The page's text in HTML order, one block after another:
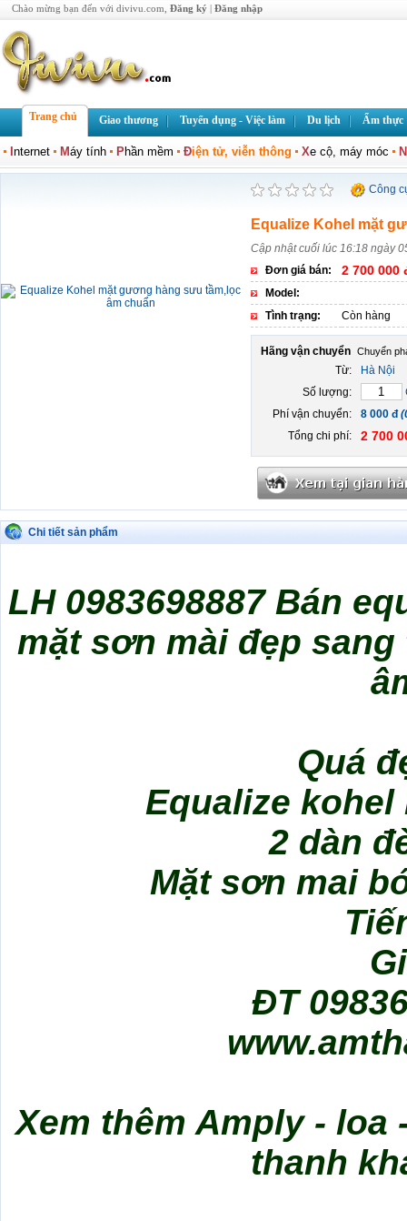
Chào mừng bạn đến với divivu.com, Đăng ký | Đăng nhập
Trang chủ Giao thương Tuyển dụng - Việc làm Du lịch Ẩm thực
nternet Máy tính Phần mềm Điện tử, viễn thông Xe cộ, máy móc N
Công
Equalize Kohel mặt
Cập nhật cuối lúc 16:18 ngày
Đơn giá bán:
2 700 000
Model:
Tình trạng:
Còn hàng
Hãng vận chuyển
Từ:
Hà Nội
Số lượng:
Phí vận chuyển:
8 000 đ
Tổng chi phí:
2 700
Chi tiết sản phẩm
LH 0983698887 Bán
mặt sơn mài đẹp
Quá
Equalize
2 dàn
Mặt sơn mai
ĐT
Xem thêm Amply - loa
thanh